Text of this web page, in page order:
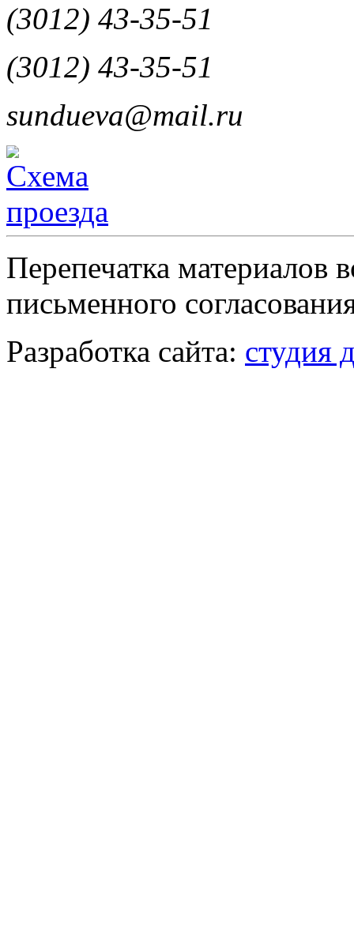
(3012) 43-35-51
(3012) 43-35-51
sundueva@mail.ru
Перепечатка материалов
письменного
Разработка сайта: студия